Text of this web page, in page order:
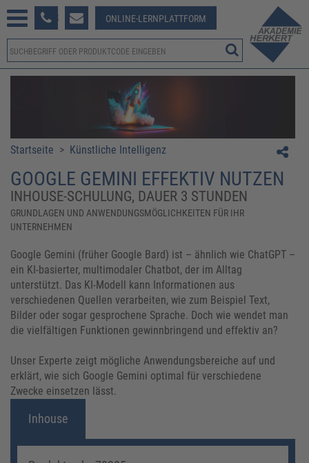
381-123 ONLINE-LERNPLATTFORM
Startseite > Künstliche Intelligenz
GOOGLE GEMINI EFFEKTIV NUTZEN
INHOUSE-SCHULUNG, DAUER 3 STUNDEN
GRUNDLAGEN UND ANWENDUNGSMÖGLICHKEITEN FÜR IHR
UNTERNEHMEN
Google Gemini (früher Google Bard) ist – ähnlich wie ChatGPT –
ein KI-basierter, multimodaler Chatbot, der im Alltag
unterstützt. Das KI-Modell kann Informationen aus
verschiedenen Quellen verarbeiten, wie zum Beispiel Text,
Bilder oder sogar gesprochene Sprache. Doch wie wendet man
die vielfältigen Funktionen gewinnbringend und effektiv an?
Unser Experte zeigt mögliche Anwendungsbereiche auf und
erklärt, wie sich Google Gemini optimal für verschiedene
Zwecke einsetzen lässt.
Inhouse